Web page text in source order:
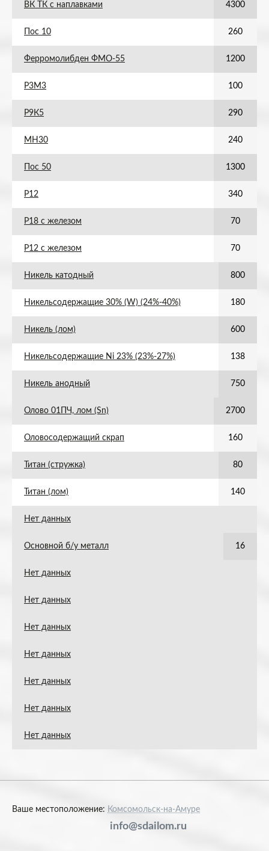
ВК ТК с наплавками 4300
Пос 10 260
Ферромолибден ФМО-55 1200
Р3М3 100
Р9К5 290
МН30 240
Пос 50 1300
Р12 340
Р18 с железом 70
Р12 с железом 70
Никель катодный 800
Никельсодержащие 30% (W) (24%-40%) 180
Никель (лом) 600
Никельсодержащие Ni 23% (23%-27%) 138
Никель анодный 750
Олово 01ПЧ, лом (Sn) 2700
Оловосодержащий скрап 160
Титан (стружка) 80
Титан (лом) 140
Нет данных
Основной б/у металл 16
Нет данных
Нет данных
Нет данных
Нет данных
Нет данных
Нет данных
Нет данных
Ваше местоположение: Комсомольск-на-Амуре
info@sdailom.ru